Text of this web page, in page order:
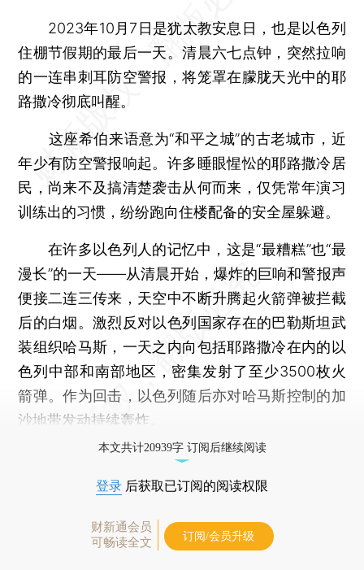
2023年10月7日是犹太教安息日，也是以色列
住棚节假期的最后一天。清晨六七点钟，突然拉响
的一连串刺耳防空警报，将笼罩在朦胧天光中的耶
路撒冷彻底叫醒。
这座希伯来语意为“和平之城”的古老城市，近
年少有防空警报响起。许多睡眼惺忪的耶路撒冷居
民，尚来不及搞清楚袭击从何而来，仅凭常年演习
训练出的习惯，纷纷跑向住楼配备的安全屋躲避。
在许多以色列人的记忆中，这是“最糟糕”也“最
漫长”的一天——从清晨开始，爆炸的巨响和警报声
便接二连三传来，天空中不断升腾起火箭弹被拦截
后的白烟。激烈反对以色列国家存在的巴勒斯坦武
装组织哈马斯，一天之内向包括耶路撒冷在内的以
色列中部和南部地区，密集发射了至少3500枚火
箭弹。作为回击，以色列随后亦对哈马斯控制的加
沙地带发动持续轰炸。
本文共计20939字 订阅后继续阅读
登录 后获取已订阅的阅读权限
财新通会员
可畅读全文
订阅/会员升级